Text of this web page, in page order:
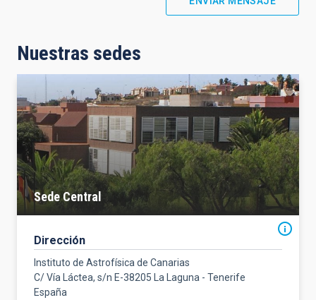
Nuestras sedes
Sede Central
Dirección
Instituto de Astrofísica de Canarias
C/ Vía Láctea, s/n E-38205 La Laguna - Tenerife
España